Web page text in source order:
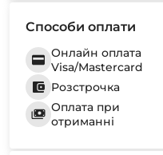
Способи оплати
Онлайн оплата
Visa/Mastercard
Розстрочка
Оплата при
отриманні